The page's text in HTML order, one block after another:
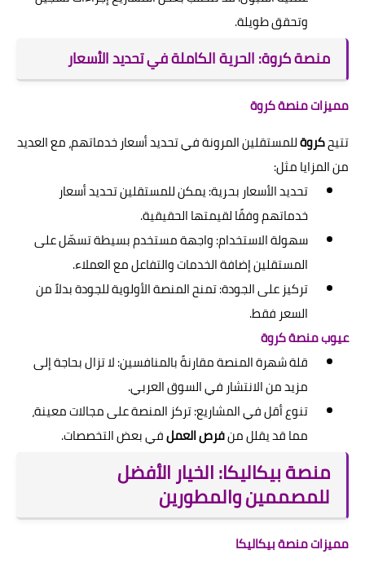
وتحقق طويلة.
منصة كروة: الحرية الكاملة في تحديد الأسعار
مميزات منصة كروة
تتيحكروةللمستقلين المرونة في تحديد أسعار خدماتهم، مع العديد
من المزايا مثل:
تحديد الأسعار بحرية: يمكن للمستقلين تحديد أسعار
خدماتهم وفقًا لقيمتها الحقيقية.
سهولة الاستخدام: واجهة مستخدم بسيطة تسهّل على
المستقلين إضافة الخدمات والتفاعل مع العملاء.
تركيز على الجودة: تمنح المنصة الأولوية للجودة بدلاً من
السعر فقط.
عيوب منصة كروة
قلة شهرة المنصة مقارنةً بالمنافسين: لا تزال بحاجة إلى
مزيد من الانتشار في السوق العربي.
تنوع أقل في المشاريع: تركز المنصة على مجالات معينة،
مما قد يقلل منفرص العملفي بعض التخصصات.
منصة بيكاليكا: الخيار الأفضل
للمصممين والمطورين
مميزات منصة بيكاليكا